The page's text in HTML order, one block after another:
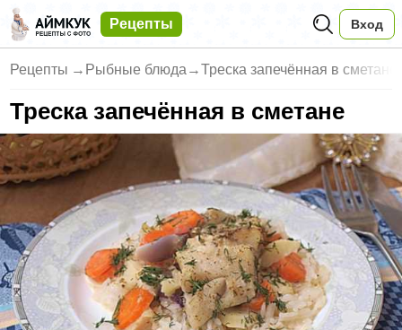
Рецепты Вход
Рецепты → Рыбные блюда →Треска запечённая в сметане
Треска запечённая в сметане